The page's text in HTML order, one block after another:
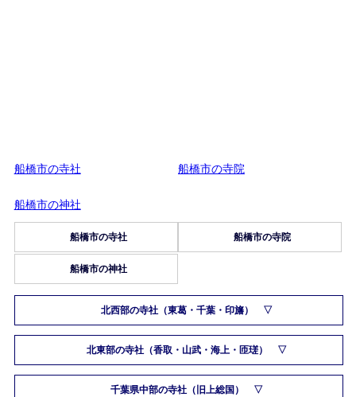
船橋市の寺社 船橋市の寺院
船橋市の神社
船橋市の寺社 船橋市の寺院
船橋市の神社
北西部の寺社（東葛・千葉・印旛）
北東部の寺社（香取・山武・海上・匝瑳）
千葉県中部の寺社（旧上総国）